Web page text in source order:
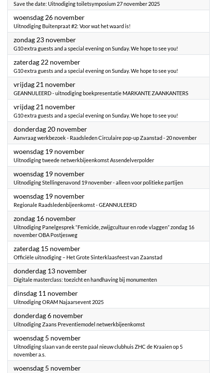
Save the date: Uitnodiging toiletsymposium 27 november 2025
woensdag 26 november2025
Uitnodiging Buitenpraat #2: Voor wat het waard is!
zondag 23 november2025
G10 extra guests and a special evening on Sunday. We hope to see you!
zaterdag 22 november2025
G10 extra guests and a special evening on Sunday. We hope to see you!
vrijdag 21 november2025
GEANNULEERD - uitnodiging boekpresentatie MARKANTE ZAANKANTERS
vrijdag 21 november2025
G10 extra guests and a special evening on Sunday. We hope to see you!
donderdag 20 november2025
Aanvraag werkbezoek - Raadsleden Circulaire pop-up Zaanstad - 20 november
woensdag 19 november2025
Uitnodiging tweede netwerkbijeenkomst Assendelverpolder
woensdag 19 november2025
Uitnodiging Stellingenavond 19 november - alleen voor politieke partijen
woensdag 19 november2025
Regionale Raadsledenbijeenkomst - GEANNULEERD
zondag 16 november2025
Uitnodiging ​Panelgesprek “Femicide, zwijgcultuur en rode vlaggen” zondag 16
november OBA Postjesweg
zaterdag 15 november2025
Officiële uitnodiging – Het Grote Sinterklaasfeest van Zaanstad
donderdag 13 november2025
Digitale masterclass: toezicht en handhaving bij monumenten
dinsdag 11 november2025
Uitnodiging ORAM Najaarsevent 2025
donderdag 6 november2025
Uitnodiging Zaans Preventiemodel netwerkbijeenkomst
woensdag 5 november2025
Uitnodiging slaan van de eerste paal nieuw clubhuis ZHC de Kraaien op 5
november a.s.
woensdag 5 november2025